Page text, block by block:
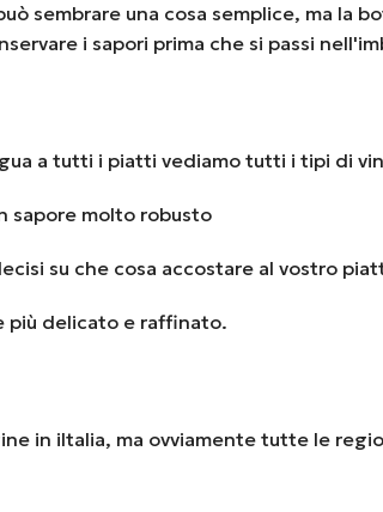
sembrare una cosa semplice, ma la
i sapori prima che si passi
a tutti i piatti vediamo tutti i tipi di
sapore molto robusto
su che cosa accostare al vostro
più delicato e raffinato.
in iItalia, ma ovviamente tutte le